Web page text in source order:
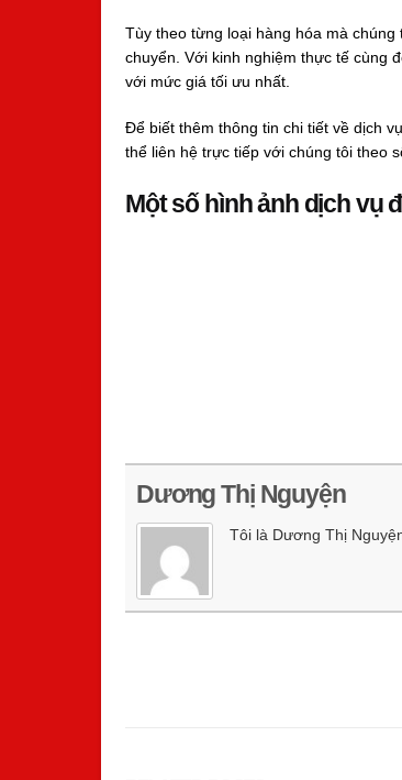
Tùy theo từng loại hàng hóa mà
chuyển. Với kinh nghiệm thực tế cùng
với mức giá tối ưu nhất.
Để biết thêm thông tin chi tiết về dịch
thể liên hệ trực tiếp với chúng tôi theo
Một số hình ảnh dịch vụ
Dương Thị Nguyện
Tôi là Dương Thị